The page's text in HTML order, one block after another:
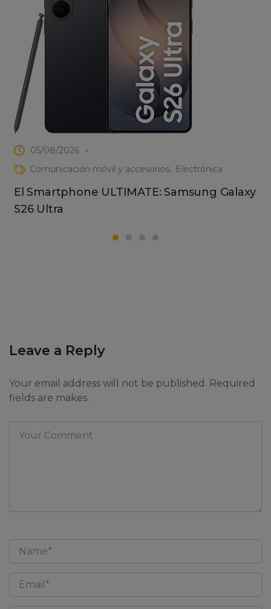
05/08/2026
Comunicación móvil y accesorios
Electrónica
El Smartphone ULTIMATE: Samsung Galaxy
S26 Ultra
Leave a Reply
Your email address will not be published. Required
fields are makes.